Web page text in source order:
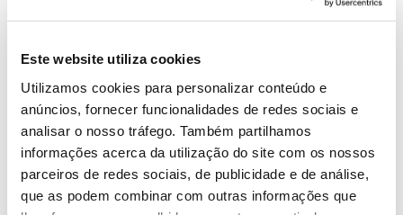
Este website utiliza cookies
Utilizamos cookies para personalizar conteúdo e
anúncios, fornecer funcionalidades de redes sociais e
analisar o nosso tráfego. Também partilhamos
informações acerca da utilização do site com os nossos
parceiros de redes sociais, de publicidade e de análise,
que as podem combinar com outras informações que
compromissos internacionais que assumiu em várias
2030das Nações Unidas para o Desenvolvimento
Sustentável.
Alcançar a neutralidade da
degradação dos solos em 2030